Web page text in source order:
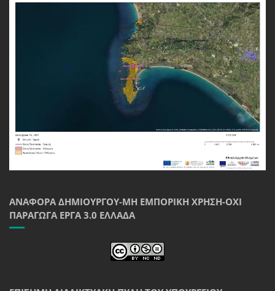
ΑΝΑΦΟΡΆ ΔΗΜΙΟΥΡΓΟΎ-ΜΗ ΕΜΠΟΡΙΚΉ ΧΡΉΣΗ-ΌΧΙ
ΠΑΡΆΓΩΓΑ ΈΡΓΑ 3.0 ΕΛΛΆΔΑ